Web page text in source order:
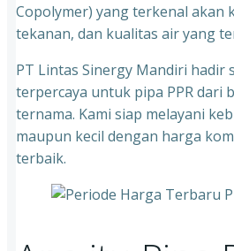
Copolymer) yang terkenal akan
tekanan, dan kualitas air yang
PT Lintas Sinergy Mandiri
terpercaya untuk pipa PPR dari
ternama. Kami siap melayani
maupun kecil dengan harga
terbaik.